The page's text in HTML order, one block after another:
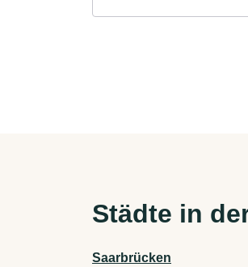
Städte in
Saarbrücken